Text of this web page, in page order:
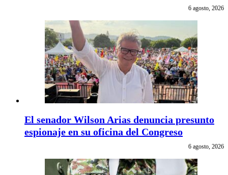
6 agosto, 2026
El senador Wilson Arias denuncia presunto
espionaje en su oficina del Congreso
6 agosto, 2026